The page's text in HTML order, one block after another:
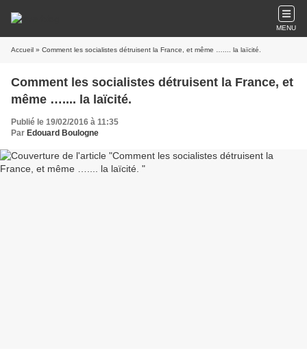
MENU
Accueil » Comment les socialistes détruisent la France, et même ….... la laïcité.
Comment les socialistes détruisent la France, et
même ….... la laïcité.
Publié le 19/02/2016 à 11:35
Par Edouard Boulogne